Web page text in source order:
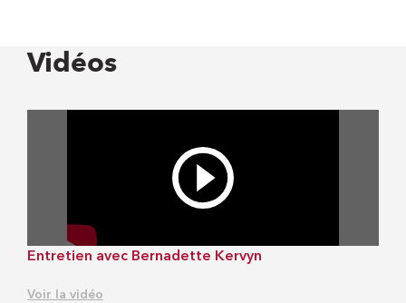
Vidéos
Entretien avec Bernadette Kervyn
Voir la vidéo